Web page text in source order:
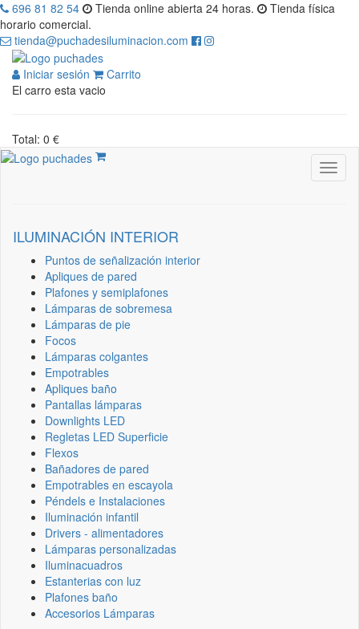
696 81 82 54 Tienda online abierta 24 horas.
Tienda física
horario comercial.
tienda@puchadesiluminacion.com
Iniciar sesión
Carrito
El carro esta vacio
Total: 0 €
ILUMINACIÓN INTERIOR
Puntos de señalización interior
Apliques de pared
Plafones y semiplafones
Lámparas de sobremesa
Lámparas de pie
Focos
Lámparas colgantes
Empotrables
Apliques baño
Pantallas lámparas
Downlights LED
Regletas LED Superficie
Flexos
Bañadores de pared
Empotrables en escayola
Péndels e Instalaciones
Iluminación infantil
Drivers - alimentadores
Lámparas personalizadas
Iluminacuadros
Estanterias con luz
Plafones baño
Accesorios Lámparas